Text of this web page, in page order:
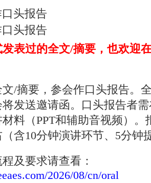
头报告
头报告
表过的全文/摘要，也欢迎
/摘要，参会作口头报告。
发送邀请函。口头报告者
料（PPT和辅助音视频）。
含10分钟演讲环节、5分钟
及要求请查看：
2026/08/cn/oral